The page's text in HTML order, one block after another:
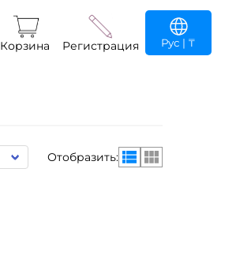
Корзина Регистрация Рус | ₸
Отобразить: